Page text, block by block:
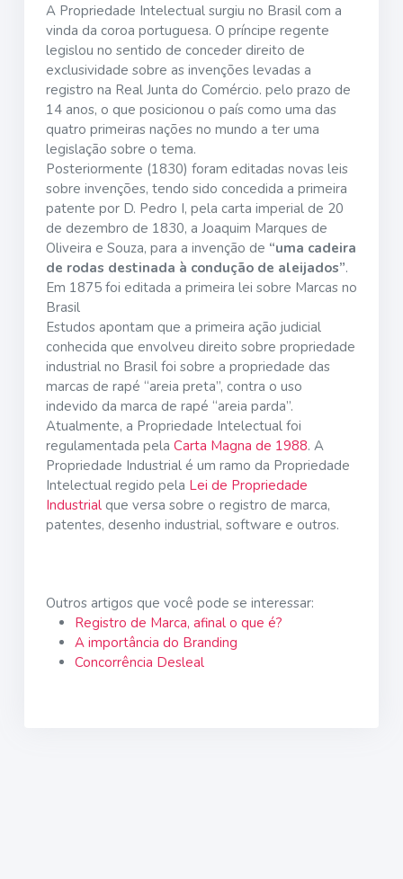
A Propriedade Intelectual surgiu no Brasil com a
vinda da coroa portuguesa. O príncipe regente
legislou no sentido de conceder direito de
exclusividade sobre as invenções levadas a
registro na Real Junta do Comércio. pelo prazo de
14 anos, o que posicionou o país como uma das
quatro primeiras nações no mundo a ter uma
legislação sobre o tema.
Posteriormente (1830) foram editadas novas leis
sobre invenções, tendo sido concedida a primeira
patente por D. Pedro I, pela carta imperial de 20
de dezembro de 1830, a Joaquim Marques de
Oliveira e Souza, para a invenção de “uma cadeira
de rodas destinada à condução de aleijados”.
Em 1875 foi editada a primeira lei sobre Marcas no
Brasil
Estudos apontam que a primeira ação judicial
conhecida que envolveu direito sobre propriedade
industrial no Brasil foi sobre a propriedade das
marcas de rapé “areia preta”, contra o uso
indevido da marca de rapé “areia parda”.
Atualmente, a Propriedade Intelectual foi
regulamentada pela Carta Magna de 1988. A
Propriedade Industrial é um ramo da Propriedade
Intelectual regido pela Lei de Propriedade
Industrial que versa sobre o registro de marca,
patentes, desenho industrial, software e outros.
Outros artigos que você pode se interessar:
Registro de Marca, afinal o que é?
A importância do Branding
Concorrência Desleal